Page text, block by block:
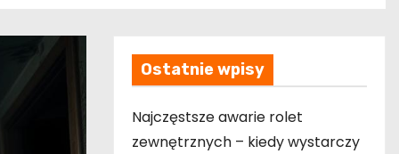
Ostatnie wpisy
Najczęstsze awarie rolet
zewnętrznych – kiedy wystarczy